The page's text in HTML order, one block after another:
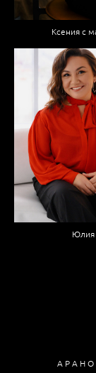
Ксения с
Юлия
А Р А Н О